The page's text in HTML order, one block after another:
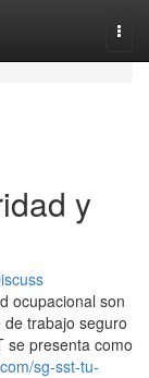
y
ocupacional son
trabajo seguro
se presenta como
sg-sst-tu-